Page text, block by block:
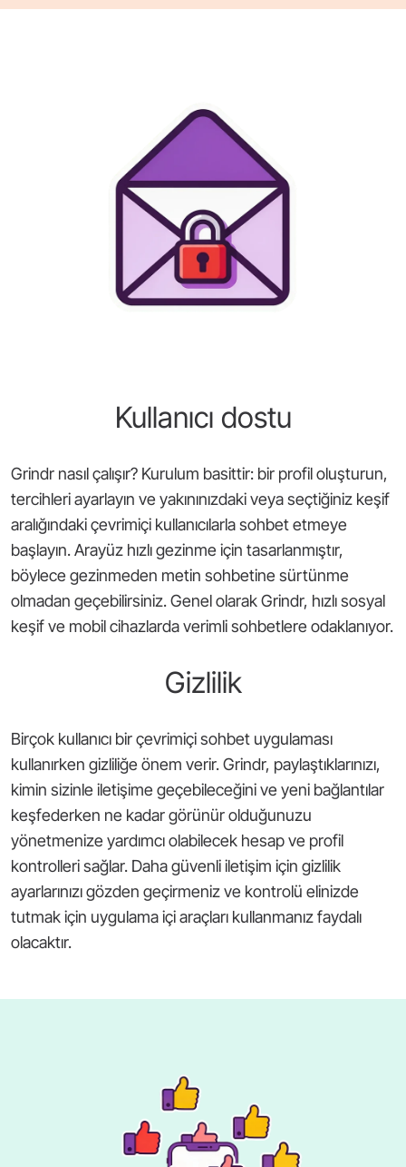
Kullanıcı dostu
Grindr nasıl çalışır? Kurulum basittir: bir profil oluşturun,
tercihleri ayarlayın ve yakınınızdaki veya seçtiğiniz keşif
aralığındaki çevrimiçi kullanıcılarla sohbet etmeye
başlayın. Arayüz hızlı gezinme için tasarlanmıştır,
böylece gezinmeden metin sohbetine sürtünme
olmadan geçebilirsiniz. Genel olarak Grindr, hızlı sosyal
keşif ve mobil cihazlarda verimli sohbetlere odaklanıyor.
Gizlilik
Birçok kullanıcı bir çevrimiçi sohbet uygulaması
kullanırken gizliliğe önem verir. Grindr, paylaştıklarınızı,
kimin sizinle iletişime geçebileceğini ve yeni bağlantılar
keşfederken ne kadar görünür olduğunuzu
yönetmenize yardımcı olabilecek hesap ve profil
kontrolleri sağlar. Daha güvenli iletişim için gizlilik
ayarlarınızı gözden geçirmeniz ve kontrolü elinizde
tutmak için uygulama içi araçları kullanmanız faydalı
olacaktır.